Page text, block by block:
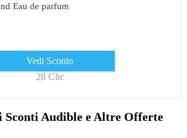
Eau de parfum
Vedi Sconto
28 Clic
Audible e Altre Offerte